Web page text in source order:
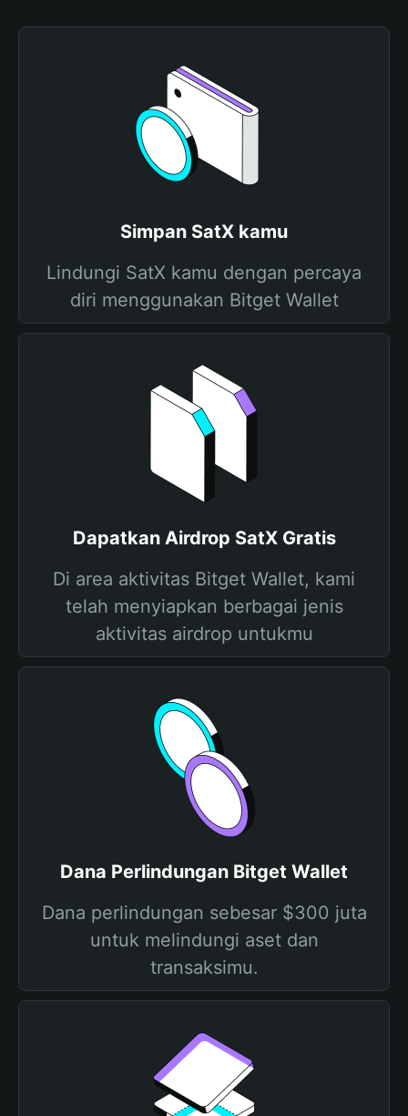
Simpan SatX kamu
Lindungi SatX kamu dengan percaya
diri menggunakan Bitget Wallet
Dapatkan Airdrop SatX Gratis
Di area aktivitas Bitget Wallet, kami
telah menyiapkan berbagai jenis
aktivitas airdrop untukmu
Dana Perlindungan Bitget Wallet
Dana perlindungan sebesar $300 juta
untuk melindungi aset dan
transaksimu.